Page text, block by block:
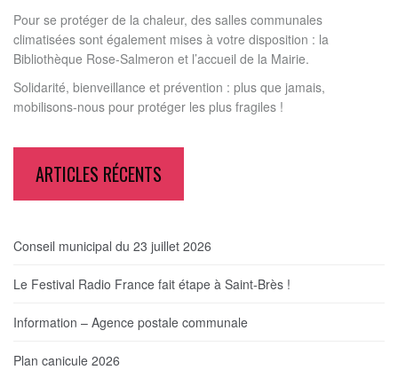
Pour se protéger de la chaleur, des salles communales
climatisées sont également mises à votre disposition : la
Bibliothèque Rose-Salmeron et l’accueil de la Mairie.
Solidarité, bienveillance et prévention : plus que jamais,
mobilisons-nous pour protéger les plus fragiles !
ARTICLES RÉCENTS
Conseil municipal du 23 juillet 2026
Le Festival Radio France fait étape à Saint-Brès !
Information – Agence postale communale
Plan canicule 2026